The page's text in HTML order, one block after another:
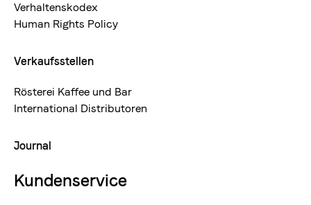
Verhaltenskodex
Human Rights Policy
Verkaufsstellen
Rösterei Kaffee und Bar
International Distributoren
Journal
Kundenservice